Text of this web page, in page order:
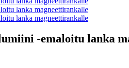
-emaloitu lanka